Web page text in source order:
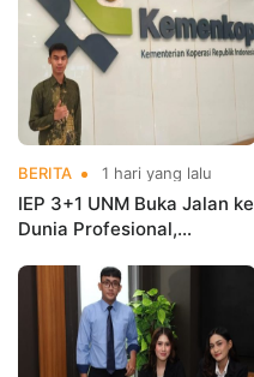
BERITA 1 hari yang lalu
IEP 3+1 UNM Buka Jalan ke
Dunia Profesional,
Kementerian Koperasi